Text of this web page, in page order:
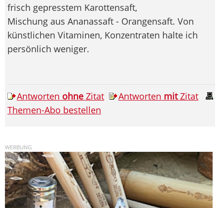
frisch gepresstem Karottensaft,
Mischung aus Ananassaft - Orangensaft. Von
künstlichen Vitaminen, Konzentraten halte ich
persönlich weniger.
Antworten ohne Zitat Antworten mitZitat
Themen-Abo bestellen